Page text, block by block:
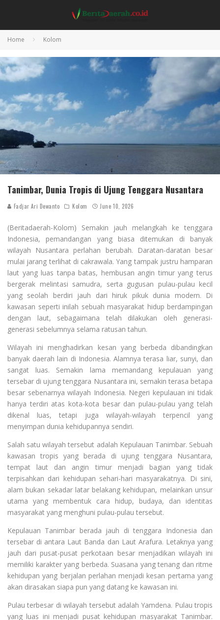
Home Kolom
Tanimbar, Dunia Tropis di Ujung Tenggara Nusantara
Fadjar Ari Dewanto Kolom June 10, 2026
(Beritadaerah-Kolom) Semakin jauh melangkah ke tenggara
Indonesia, pemandangan yang biasa ditemukan di banyak
wilayah Nusantara perlahan berubah. Daratan-daratan besar
mulai jarang terlihat di cakrawala. Yang tampak justru hamparan
laut yang luas tanpa batas, hembusan angin timur yang terus
bergerak melintasi samudra, serta gugusan pulau-pulau kecil
yang seolah berdiri jauh dari hiruk pikuk dunia modern. Di
kawasan seperti inilah sebuah masyarakat hidup berdampingan
dengan laut, sebagaimana telah dilakukan oleh generasi-
generasi sebelumnya selama ratusan tahun.
Wilayah ini menghadirkan kesan yang berbeda dibandingkan
banyak daerah lain di Indonesia. Alamnya terasa liar, sunyi, dan
sangat luas. Semakin lama memandang kepulauan yang
tersebar di ujung tenggara Nusantara ini, semakin terasa betapa
besar sebenarnya wilayah Indonesia. Negeri kepulauan ini tidak
hanya terdiri atas kota-kota besar dan pulau-pulau yang telah
dikenal luas, tetapi juga wilayah-wilayah terpencil yang
menyimpan dunia kehidupannya sendiri.
Salah satu wilayah tersebut adalah Kepulauan Tanimbar. Sebuah
kawasan tropis yang berada di ujung tenggara Nusantara,
tempat laut dan angin timur menjadi bagian yang tidak
terpisahkan dari kehidupan sehari-hari masyarakatnya. Di sini,
alam bukan sekadar latar belakang kehidupan, melainkan unsur
utama yang membentuk cara hidup, budaya, dan identitas
masyarakat yang menghuni pulau-pulau tersebut.
Kepulauan Tanimbar berada jauh di tenggara Indonesia dan
tersebar di antara Laut Banda dan Laut Arafura. Letaknya yang
jauh dari pusat-pusat perkotaan besar menjadikan wilayah ini
memiliki karakter yang berbeda. Suasana yang tenang dan ritme
kehidupan yang berjalan perlahan menjadi kesan pertama yang
akan dirasakan siapa pun yang datang ke kawasan ini.
Pulau terbesar di wilayah tersebut adalah Yamdena. Pulau tropis
yang luas ini menjadi pusat kehidupan masyarakat Tanimbar.